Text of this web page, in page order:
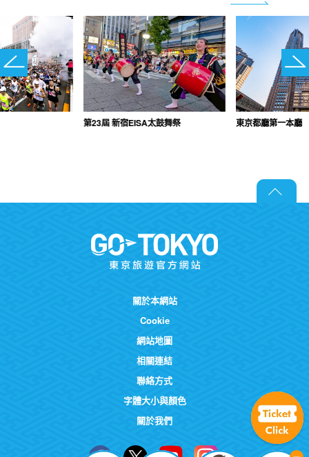
第23屆 新宿EISA太鼓舞祭 東京都廳第一本廳
關於本網站
Cookie
網站地圖
相關連結
聯絡方式
字體大小與顏色
關於我們